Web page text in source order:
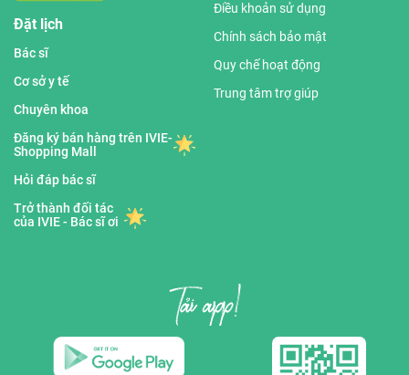
Đặt lịch
Bác sĩ
Cơ sở y tế
Chuyên khoa
Đăng ký bán hàng trên IVIE-
Shopping Mall
Hỏi đáp bác sĩ
Trở thành đối tác
của IVIE - Bác sĩ ơi
Điều khoản sử dụng
Chính sách bảo mật
Quy chế hoạt động
Trung tâm trợ giúp